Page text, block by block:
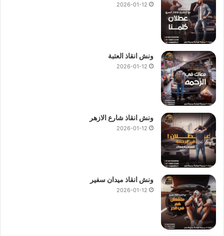
2026-01-12
ونش انقاذ العتبة
2026-01-12
ونش انقاذ شارع الازهر
2026-01-12
ونش انقاذ ميدان سفير
2026-01-12